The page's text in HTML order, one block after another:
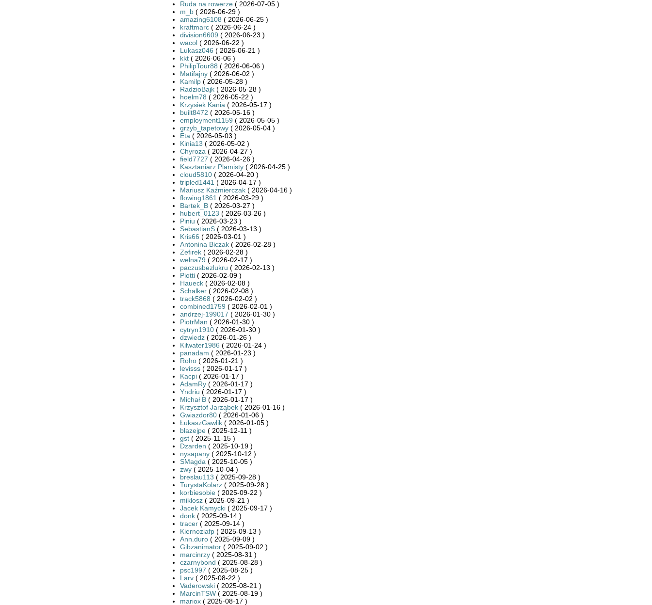
Ruda na rowerze( 2026-07-05 )
m_b( 2026-06-29 )
amazing6108 ( 2026-06-25 )
kraftmarc( 2026-06-24 )
division6609 ( 2026-06-23 )
wacol( 2026-06-22 )
Lukasz046 ( 2026-06-21 )
kkt( 2026-06-06 )
PhilipTour88 ( 2026-06-06 )
Matifajny( 2026-06-02 )
Kamilp( 2026-05-28 )
RadzioBajk( 2026-05-28 )
hoelm78 ( 2026-05-22 )
Krzysiek Kania ( 2026-05-17 )
built8472 ( 2026-05-16 )
employment1159 ( 2026-05-05 )
grzyb_tapetowy( 2026-05-04 )
Eta ( 2026-05-03 )
Kinia13 ( 2026-05-02 )
Chyroza ( 2026-04-27 )
field7727 ( 2026-04-26 )
Kasztaniarz Plamisty( 2026-04-25 )
cloud5810( 2026-04-20 )
tripled1441 ( 2026-04-17 )
Mariusz Kaźmierczak( 2026-04-16 )
flowing1861 ( 2026-03-29 )
Bartek_B( 2026-03-27 )
hubert_0123 ( 2026-03-26 )
Piniu ( 2026-03-23 )
SebastianS( 2026-03-13 )
Kris66 ( 2026-03-01 )
Antonina Biczak( 2026-02-28 )
Zefirek( 2026-02-28 )
welna79 ( 2026-02-17 )
paczusbezlukru ( 2026-02-13 )
Piotti( 2026-02-09 )
Haueck( 2026-02-08 )
Schalker( 2026-02-08 )
track5868 ( 2026-02-02 )
combined1759 ( 2026-02-01 )
andrzej-199017 ( 2026-01-30 )
PiotrMan ( 2026-01-30 )
cytryn1910( 2026-01-30 )
dzwiedz( 2026-01-26 )
Kilwater1986 ( 2026-01-24 )
panadam ( 2026-01-23 )
Roho( 2026-01-21 )
levisss( 2026-01-17 )
Kacpi( 2026-01-17 )
AdamRy( 2026-01-17 )
Yndriu ( 2026-01-17 )
Michał B( 2026-01-17 )
Krzysztof Jarząbek( 2026-01-16 )
Gwiazdor80( 2026-01-06 )
ŁukaszGawlik( 2026-01-05 )
blazejpe( 2025-12-11 )
gst( 2025-11-15 )
Dzarden ( 2025-10-19 )
nysapany( 2025-10-12 )
SMagda ( 2025-10-05 )
zwy( 2025-10-04 )
breslau113 ( 2025-09-28 )
TurystaKolarz( 2025-09-28 )
korbiesobie( 2025-09-22 )
miklosz( 2025-09-21 )
Jacek Kamycki( 2025-09-17 )
donk( 2025-09-14 )
tracer( 2025-09-14 )
Kiernoziafp( 2025-09-13 )
Ann.duro( 2025-09-09 )
Gibzanimator( 2025-09-02 )
marcinrzy( 2025-08-31 )
czarnybond ( 2025-08-28 )
psc1997 ( 2025-08-25 )
Larv( 2025-08-22 )
Vaderowski( 2025-08-21 )
MarcinTSW( 2025-08-19 )
mariox( 2025-08-17 )